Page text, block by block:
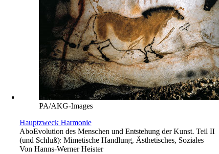
PA/AKG-Images
Hauptzweck Harmonie
AboEvolution des Menschen und Entstehung der Kunst. Teil II
(und Schluß): Mimetische Handlung, Ästhetisches, Soziales
Von Hanns-Werner Heister